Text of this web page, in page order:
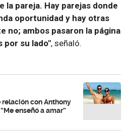
la pareja. Hay parejas donde
oportunidad y hay otras
no; ambos pasaron la página
por su lado", señaló.
con Anthony
enseñó a amar”